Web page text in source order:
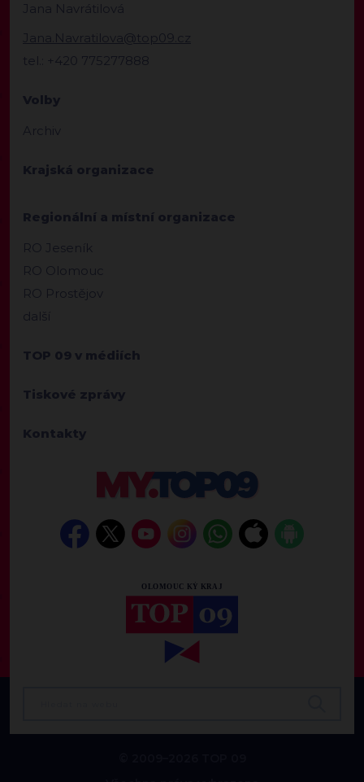
Jana Navrátilová
Jana.Navratilova@top09.cz
tel.: +420 775277888
Volby
Archiv
Krajská organizace
Regionální a místní organizace
RO Jeseník
RO Olomouc
RO Prostějov
další
TOP 09 v médiích
Tiskové zprávy
Kontakty